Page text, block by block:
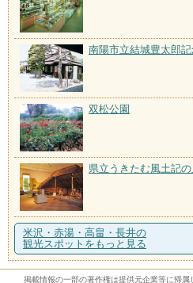
南陽市立結城豊太郎
双松公園
県立うきたむ風土記
米沢・赤湯・高畠・長井の
観光スポットをもっと見る
掲載情報の一部の著作権は提供元企業等に帰属